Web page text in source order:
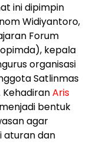
ini dipimpin
Widiyantoro,
Forum
kepala
organisasi
Satlinmas
Aris
bentuk
agar
aturan dan